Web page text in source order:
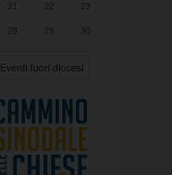
21 22 23
28 29 30
Eventi fuori diocesi